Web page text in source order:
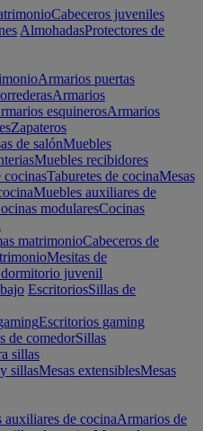
Cabeceros juveniles
AlmohadasProtectores de
Armarios puertas
Armarios
esquinerosArmarios
Zapateros
de salónMuebles
Muebles recibidores
cocinasTaburetes de cocinaMesas
Muebles auxiliares de
modularesCocinas
matrimonioCabeceros de
Mesitas de
juvenil
EscritoriosSillas de
Escritorios gaming
de comedorSillas
sillas
sillasMesas extensiblesMesas
auxiliares de cocinaArmarios de